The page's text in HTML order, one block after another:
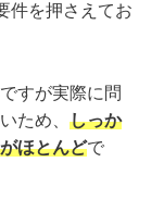
件を押さえてお
すが実際に問
ため、 しっか
ほとんどで